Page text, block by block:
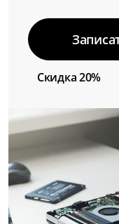
Скидка 20%